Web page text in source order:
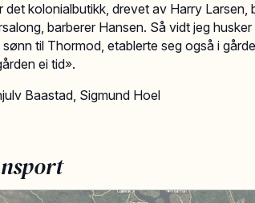
det kolonialbutikk, drevet av Harry
barberer Hansen. Så vidt jeg
til Thormod, etablerte seg også i
ei tid».
Baastad, Sigmund Hoel